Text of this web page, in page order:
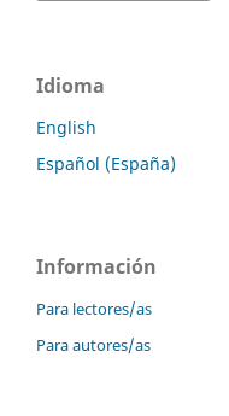
Idioma
English
Español (España)
Información
Para lectores/as
Para autores/as